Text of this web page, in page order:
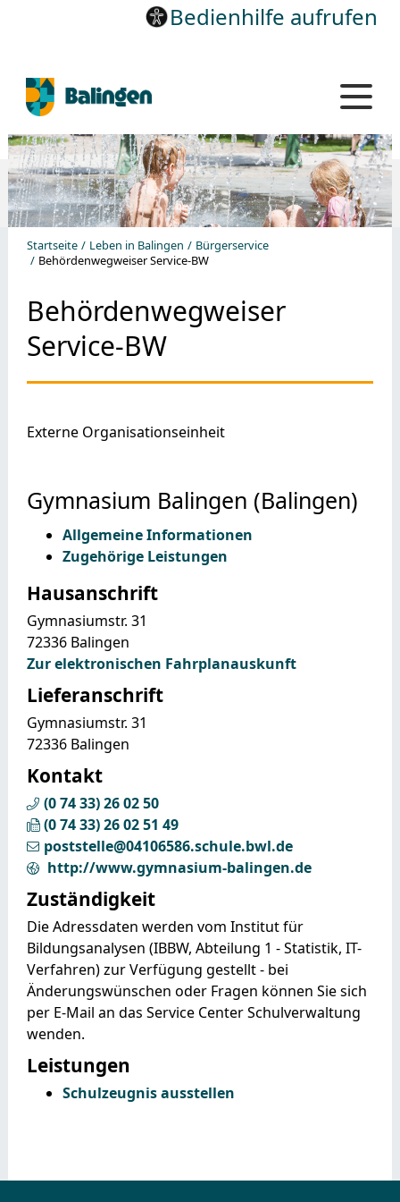
Bedienhilfe aufrufen
Startseite Leben in Balingen
Bürgerservice
Behördenwegweiser Service-BW
Behördenwegweiser
Service-BW
Externe Organisationseinheit
Gymnasium Balingen (Balingen)
Allgemeine Informationen
Zugehörige Leistungen
Hausanschrift
Gymnasiumstr. 31
72336 Balingen
Zur elektronischen Fahrplanauskunft
Lieferanschrift
Gymnasiumstr. 31
72336 Balingen
Kontakt
(07433) 260250
(07433) 260251 49
poststelle@04106586.schule.bwl.de
http://www.gymnasium-balingen.de
Zuständigkeit
Die Adressdaten werden vom Institut für
Bildungsanalysen (IBBW, Abteilung 1 - Statistik, IT-
Verfahren) zur Verfügung gestellt - bei
Änderungswünschen oder Fragen können Sie sich
per E-Mail an das Service Center Schulverwaltung
wenden.
Leistungen
Schulzeugnis ausstellen